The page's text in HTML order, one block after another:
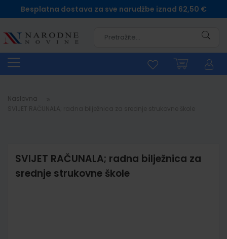
Besplatna dostava za sve narudžbe iznad 62,50 €
Naslovna
SVIJET RAČUNALA; radna bilježnica za
srednje strukovne škole